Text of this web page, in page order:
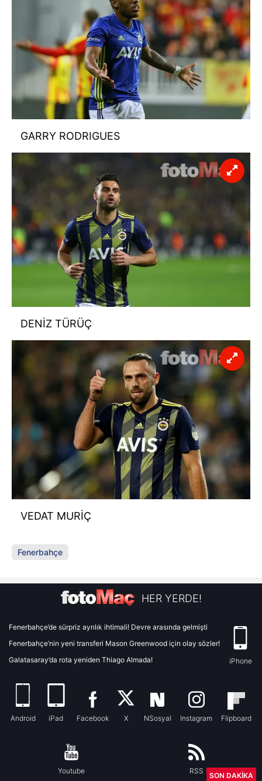
GARRY RODRIGUES
DENİZ TÜRÜÇ
VEDAT MURİÇ
Fenerbahçe
HER YERDE!
Fenerbahçe’de sürpriz ayrılık ihtimali! Devre arasında gelmişti
Fenerbahçe’nin yeni transferi Mason Greenwood için olay sözler!
Galatasaray’da rota yeniden Thiago Almada!
iPhone
Android iPad Facebook X NSosyal Instagram Flipboard
Youtube RSS
SON DAKİKA